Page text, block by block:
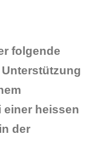
folgende
einer heissen
der